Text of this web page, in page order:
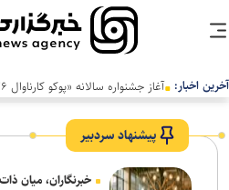
آخرین اخبار: آغاز جشنواره سالانه «پوکو کارناوال ۲۰۲۶» هم‌زمان با هشتمین سالگرد پوکو
پیشنهاد سردبیر
خبرنگاران، میان